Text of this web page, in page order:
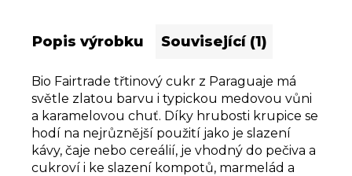
Popis výrobku Související (1)
Bio Fairtrade třtinový cukr z Paraguaje má
světle zlatou barvu i typickou medovou vůni
a karamelovou chuť. Díky hrubosti krupice se
hodí na nejrůznější použití jako je slazení
kávy, čaje nebo cereálií, je vhodný do pečiva a
cukroví i ke slazení kompotů, marmelád a